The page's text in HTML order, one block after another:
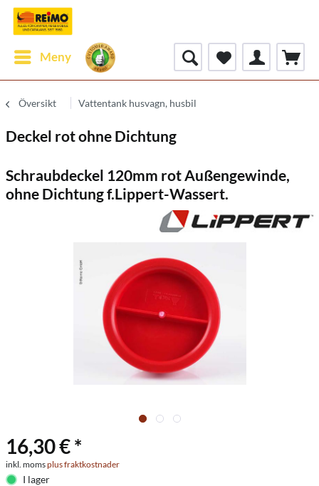
Meny
Översikt Vattentank husvagn, husbil
Deckel rot ohne Dichtung
Schraubdeckel 120mm rot Außengewinde,
ohne Dichtung f.Lippert-Wassert.
16,30 € *
inkl. momsplus fraktkostnader
I lager